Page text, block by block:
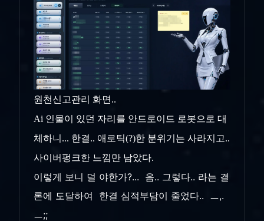
원천신고관리 화면..
Ai 인물이 있던 자리를 안드로이드 로봇으로 대
체하니... 한결.. 애로틱(?)한 분위기는 사라지고..
사이버펑크한 느낌만 남았다.
이렇게 보니 덜 야한가?... 음.. 그렇다.. 라는 결
론에 도달하여 한결 심적부담이 줄었다.. ㅡ,.
ㅡ;;